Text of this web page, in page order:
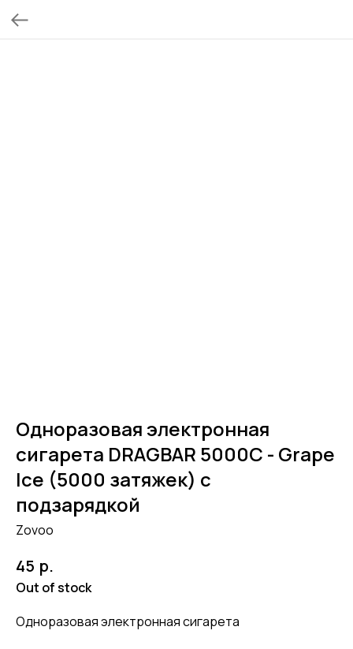
Одноразовая электронная
сигарета DRAGBAR 5000C - Grape
Ice (5000 затяжек) с
подзарядкой
Zovoo
45 р.
Out of stock
Одноразовая электронная сигарета